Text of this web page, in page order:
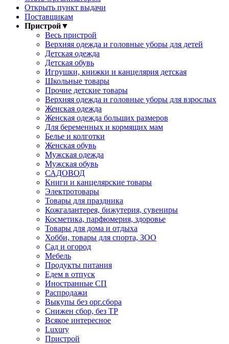
Открыть пункт выдачи
Поставщикам
Пристрой▼
Весь пристрой
Верхняя одежда и головные уборы для детей
Детская одежда
Детская обувь
Игрушки, книжки и канцелярия детская
Школьные товары
Прочие детские товары
Верхняя одежда и головные уборы для взрослых
Женская одежда
Женская одежда больших размеров
Для беременных и кормящих мам
Белье и колготки
Женская обувь
Мужская одежда
Мужская обувь
САДОВОД
Книги и канцелярские товары
Электротовары
Товары для праздника
Кожгалантерея, бижутерия, сувениры
Косметика, парфюмерия, здоровье
Товары для дома и отдыха
Хобби, товары для спорта, ЗОО
Сад и огород
Мебель
Продукты питания
Едем в отпуск
Иностранные СП
Распродажи
Выкупы без орг.сбора
Снижен сбор, без ТР
Всякое интересное
Luxury
Пристрой